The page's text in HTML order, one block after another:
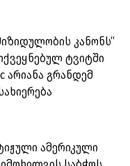
კანონს“
ტვიტში
არიანა გრანდემ
ამერიკული